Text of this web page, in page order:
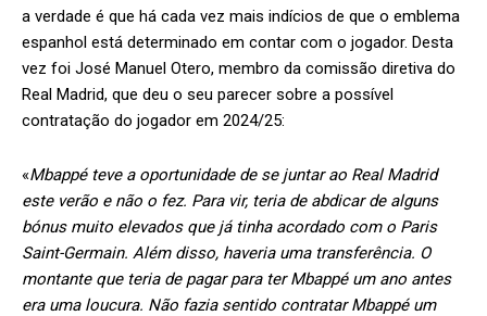
a verdade é que há cada vez mais indícios de que o emblema
espanhol está determinado em contar com o jogador. Desta
vez foi José Manuel Otero, membro da comissão diretiva do
Real Madrid, que deu o seu parecer sobre a possível
contratação do jogador em 2024/25:
«Mbappé teve a oportunidade de se juntar ao Real Madrid
este verão e não o fez. Para vir, teria de abdicar de alguns
bónus muito elevados que já tinha acordado com o Paris
Saint-Germain. Além disso, haveria uma transferência. O
montante que teria de pagar para ter Mbappé um ano antes
era uma loucura. Não fazia sentido contratar Mbappé um